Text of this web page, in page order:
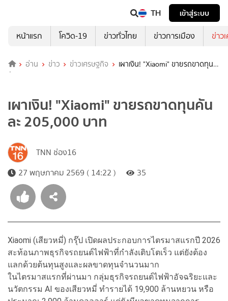
TH
เข้าสู่ระบบ
หน้าแรก
โควิด-19 ข่าวทั่วไทย ข่าวการเมือง ข่าว
อ่าน ข่าว ข่าวเศรษฐกิจ
เผาเงิน! "Xiaomi" ขายรถขาดทุน
คันละ 205,000 บาท
เผาเงิน! "Xiaomi" ขายรถขาดทุนคัน
ละ 205,000 บาท
TNN ช่อง16
27 พฤษภาคม 2569 ( 14:22 )
35
Xiaomi (เสียวหมี่) กรุ๊ป เปิดผลประกอบการไตรมาสแรกปี 2026
สะท้อนภาพธุรกิจรถยนต์ไฟฟ้าที่กำลังเติบโตเร็ว แต่ยังต้อง
แลกด้วยต้นทุนสูงและผลขาดทุนจำนวนมาก
ในไตรมาสแรกที่ผ่านมา กลุ่มธุรกิจรถยนต์ไฟฟ้าอัจฉริยะและ
นวัตกรรม AI ของเสียวหมี่ ทำรายได้ 19,900 ล้านหยวน หรือ